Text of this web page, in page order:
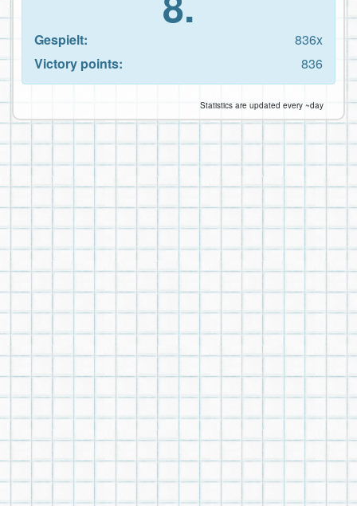
Gespielt:
836x
Victory points:
836
Statistics are updated every ~day